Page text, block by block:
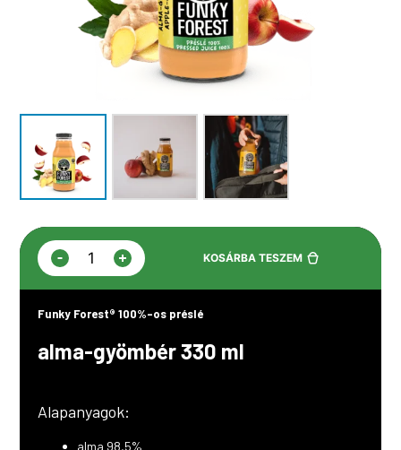
Funky Forest® 100%-os préslé
alma-gyömbér 330 ml
Alapanyagok:
alma 98,5%
-
Funky
os
préslé,
alma-
+ KOSÁRBA TESZEM